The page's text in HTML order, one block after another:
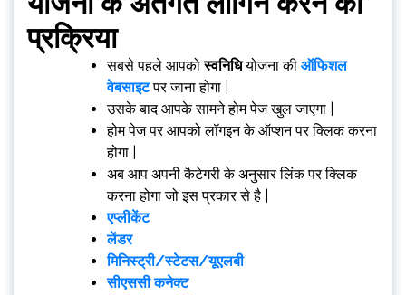
प्रक्रिया
सबसे पहले आपकोस्वनिधियोजना की ऑफिशल
वेबसाइटपर जाना होगा |
उसके बाद आपके सामने होम पेज खुल जाएगा |
होम पेज पर आपको लॉगइन के ऑप्शन पर क्लिक करना
होगा |
अब आप अपनी कैटेगरी के अनुसार लिंक पर क्लिक
करना होगा जो इस प्रकार से है |
एप्लीकेंट
लेंडर
मिनिस्ट्री/स्टेटस/यूएलबी
सीएससी कनेक्ट